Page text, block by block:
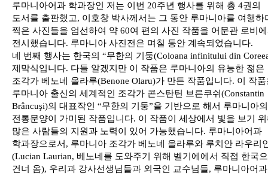
루마니아어과 학과장인 저는 이번 20주년 행사를 위해 총 4권의
도서를 출판했고, 이호창 박사께서는 그 동안 루마니아를 여행하
찍은 사진들을 엄선하여 약 60여 편의 사진 작품을 어문관 로비
전시했습니다. 루마니아 사진전은 며칠 동안 계속되었습니다.
네 번째 행사는 한국의 “무한의 기둥(Coloana infinitului din
제막식입니다. 다들 알겠지만 이 작품은 루마니아의 유능한 젊은
조각가 베노네 올라루(Benone Olaru)가 만든 작품입니다. 이 작품
루마니아 출신의 세계적인 조각가 콘스탄틴 브른쿠쉬(Constantin
Brâncuşi)의 대표작인 “무한의 기둥”을 기반으로 해서 루마니아의
전통문양이 가미된 작품입니다. 이 작품이 세상에서 빛을 보기
많은 사람들의 지원과 노력이 있어 가능했습니다. 루마니아어과
학과장으로서, 루마니아 조각가 베노네 올라루와 루치안 라우리
(Lucian Laurian, 베노네를 도와주기 위해 벨기에에서 직접 한국
건너 옴), 우리과 강사선생님들과 외국인 교수님들, 루마니아어과